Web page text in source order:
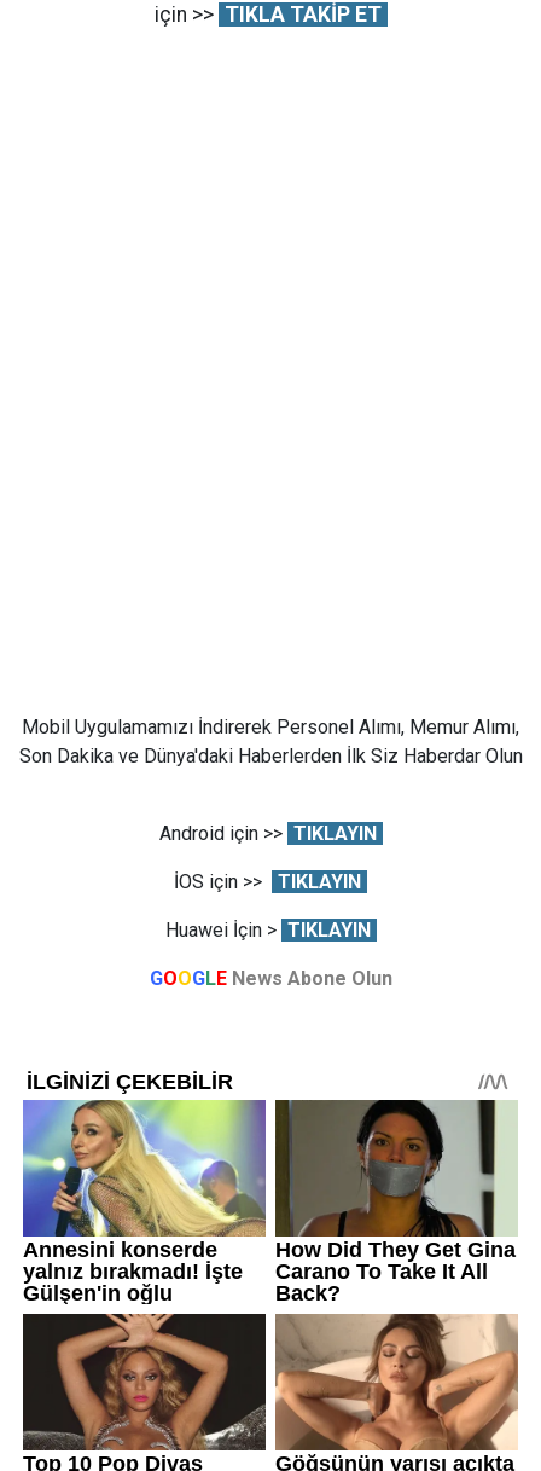
için >> TIKLA TAKİP ET
Mobil Uygulamamızı İndirerek Personel Alımı, Memur Alımı,
Son Dakika ve Dünya'daki Haberlerden İlk Siz Haberdar Olun
Android için >> TIKLAYIN
İOS için >> TIKLAYIN
Huawei İçin > TIKLAYIN
GOOGLE News Abone Olun